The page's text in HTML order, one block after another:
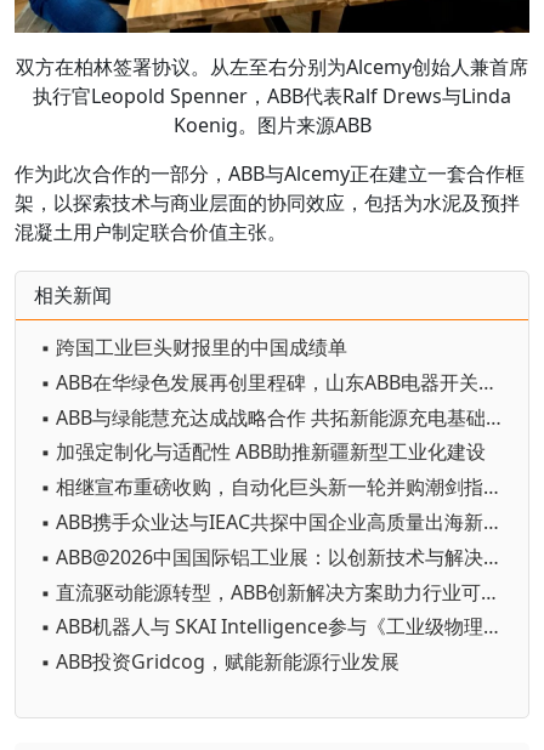
双方在柏林签署协议。从左至右分别为Alcemy创始人兼首席
执行官Leopold Spenner，ABB代表Ralf Drews与Linda
Koenig。图片来源ABB
作为此次合作的一部分，ABB与Alcemy正在建立一套合作框
架，以探索技术与商业层面的协同效应，包括为水泥及预拌
混凝土用户制定联合价值主张。
相关新闻
▪ 跨国工业巨头财报里的中国成绩单
▪ ABB在华绿色发展再创里程碑，山东ABB电器开关有限公司获UL 2799 “铂金级” 认证
▪ ABB与绿能慧充达成战略合作 共拓新能源充电基础设施新机遇
▪ 加强定制化与适配性 ABB助推新疆新型工业化建设
▪ 相继宣布重磅收购，自动化巨头新一轮并购潮剑指何方？
▪ ABB携手众业达与IEAC共探中国企业高质量出海新路径
▪ ABB@2026中国国际铝工业展：以创新技术与解决方案赋能铝行业高质量发展
▪ 直流驱动能源转型，ABB创新解决方案助力行业可持续发展
▪ ABB机器人与 SKAI Intelligence参与《工业级物理AI赋能高精密制造》白皮书中文版发布仪式
▪ ABB投资Gridcog，赋能新能源行业发展